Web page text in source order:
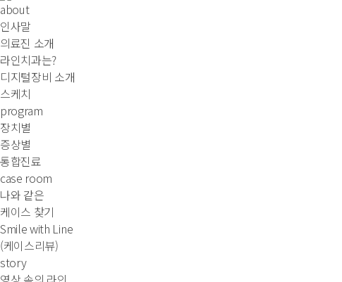
about
인사말
의료진 소개
라인치과는?
디지털장비 소개
스케치
program
장치별
증상별
통합진료
case room
나와 같은
케이스 찾기
Smile with Line
(케이스리뷰)
story